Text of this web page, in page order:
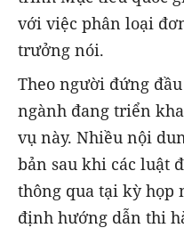
với việc phân loại
trưởng nói.
Theo người đứng
ngành đang triển
vụ này. Nhiều nội
bản sau khi các luật
thông qua tại kỳ họp
định hướng dẫn thi